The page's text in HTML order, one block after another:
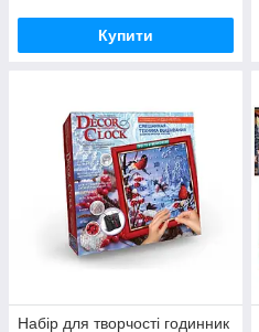
Купити
Набір для творчості годинник